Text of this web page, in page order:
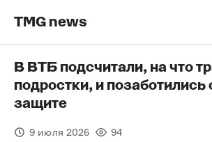
TMG news
В ВТБ подсчитали, на что
подростки, и позаботились
защите
9 июля 2026 94